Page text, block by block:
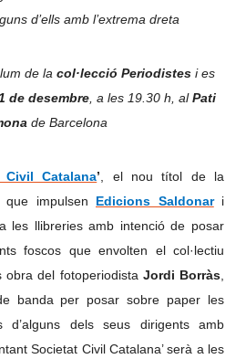
d’ells amb l’extrema dreta
de la col·lecció Periodistes i es
de desembre , a les 19.30 h, alPati
de Barcelona
Civil Catalana’ , el nou títol de la
impulsen Edicions Saldonari
les llibreries amb intenció de posar
foscos que envolten el col·lectiu
obra del fotoperiodista Jordi Borràs
banda per posar sobre paper les
d’alguns dels seus dirigents amb
Societat Civil Catalana’ serà a les